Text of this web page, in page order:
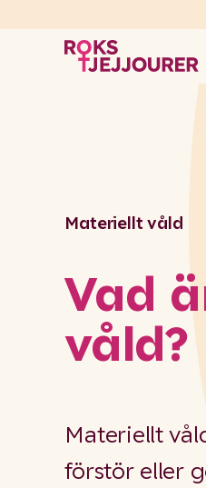
Materiellt våld
Vad
våld?
Materiellt
förstör eller